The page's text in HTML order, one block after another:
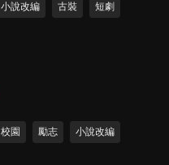
小說改編 古裝 短劇
校園 勵志 小說改編